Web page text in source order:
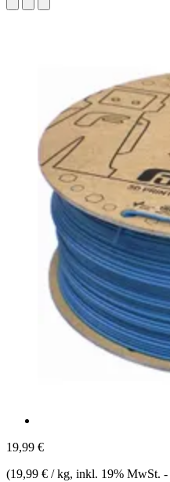
19,99 €
(19,99 € / kg, inkl. 19% MwSt. -